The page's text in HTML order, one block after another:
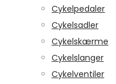
Cykelpedaler
Cykelsadler
Cykelskærme
Cykelslanger
Cykelventiler